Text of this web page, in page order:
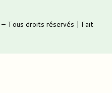
– Tous droits réservés | Fait